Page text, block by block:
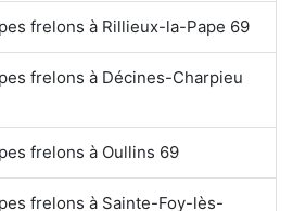
frelons à Rillieux-la-Pape 69
frelons à Décines-Charpieu
frelons à Oullins 69
frelons à Sainte-Foy-lès-